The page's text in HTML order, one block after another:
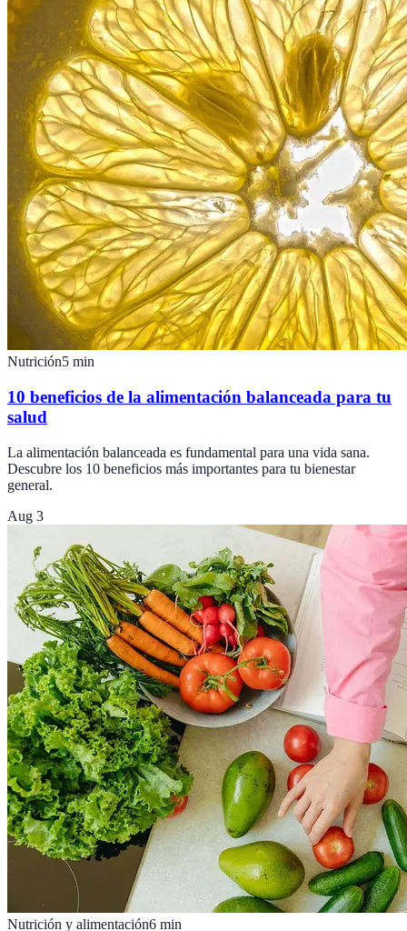
Nutrición5 min
10 beneficios de la alimentación balanceada para tu
salud
La alimentación balanceada es fundamental para una vida sana.
Descubre los 10 beneficios más importantes para tu bienestar
general.
Aug 3
Nutrición y alimentación6 min